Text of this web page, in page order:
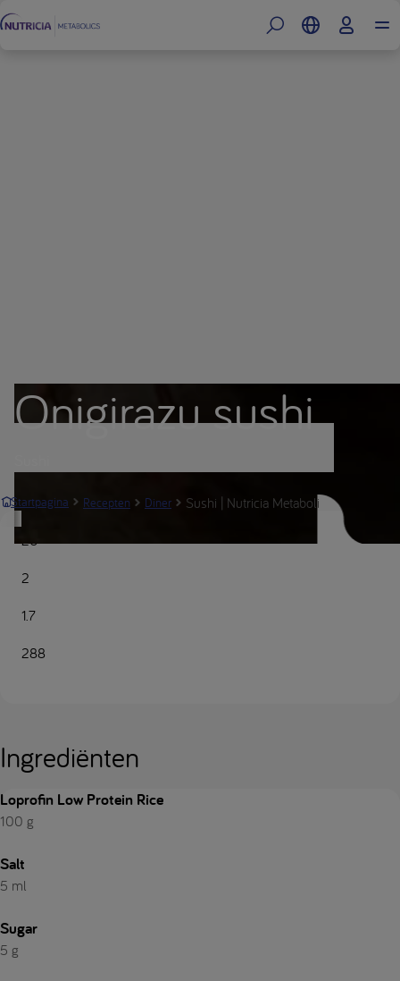
Onigirazu sushi
Startpagina Recepten Diner Sushi | Nutricia Metabolics
20
2
1.7
288
Ingrediënten
Loprofin Low Protein Rice
100 g
Salt
5 ml
Sugar
5 g